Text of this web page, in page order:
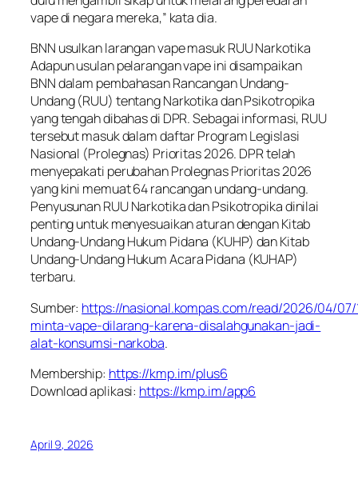
vape di negara mereka,” kata dia.
BNN usulkan larangan vape masuk RUU Narkotika
Adapun usulan pelarangan vape ini disampaikan
BNN dalam pembahasan Rancangan Undang-
Undang (RUU) tentang Narkotika dan Psikotropika
yang tengah dibahas di DPR. Sebagai informasi, RUU
tersebut masuk dalam daftar Program Legislasi
Nasional (Prolegnas) Prioritas 2026. DPR telah
menyepakati perubahan Prolegnas Prioritas 2026
yang kini memuat 64 rancangan undang-undang.
Penyusunan RUU Narkotika dan Psikotropika dinilai
penting untuk menyesuaikan aturan dengan Kitab
Undang-Undang Hukum Pidana (KUHP) dan Kitab
Undang-Undang Hukum Acara Pidana (KUHAP)
terbaru.
Sumber: https://nasional.kompas.com/read/2026/04/07/
minta-vape-dilarang-karena-disalahgunakan-jadi-
alat-konsumsi-narkoba.
Membership: https://kmp.im/plus6
Download aplikasi: https://kmp.im/app6
April 9, 2026